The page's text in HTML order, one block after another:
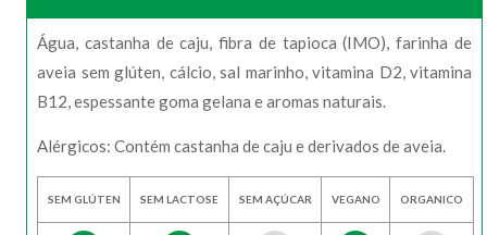
Água, castanha de caju, fibra de tapioca (IMO), farinha de
aveia sem glúten, cálcio, sal marinho, vitamina D2, vitamina
B12, espessante goma gelana e aromas naturais.
Alérgicos: Contém castanha de caju e derivados de aveia.
SEM GLÚTEN SEM LACTOSE SEM AÇÚCAR VEGANO ORGANICO